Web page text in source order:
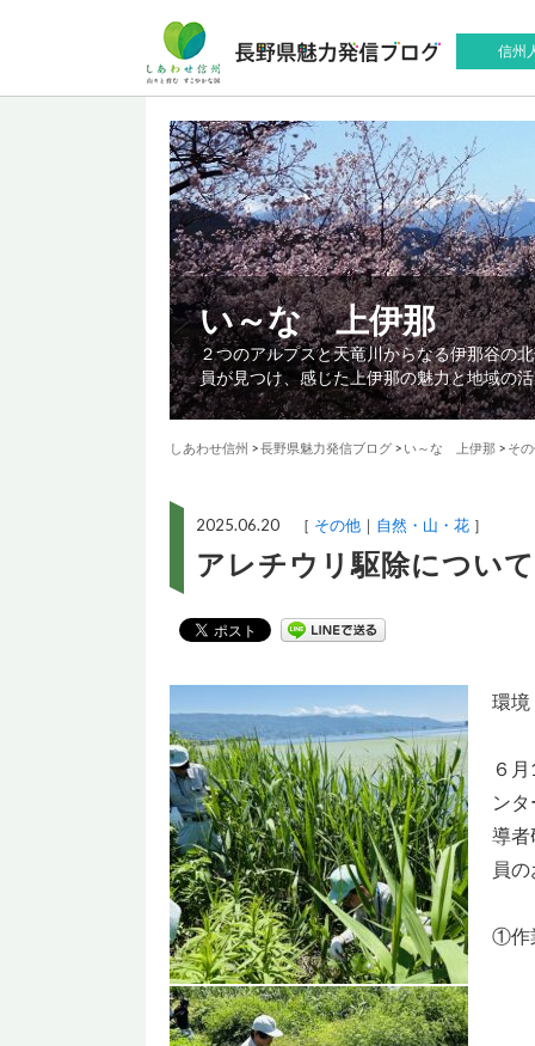
信州
い～な 上伊那
２つのアルプスと天竜川からなる伊那谷の
員が見つけ、感じた上伊那の魅力と地域の
しあわせ信州 >長野県魅力発信ブログ > い～な 上伊那 > そ
2025.06.20 ［ その他 自然・山・花 ］
アレチウリ駆除につい
環境
６
ン
導者
員
①作